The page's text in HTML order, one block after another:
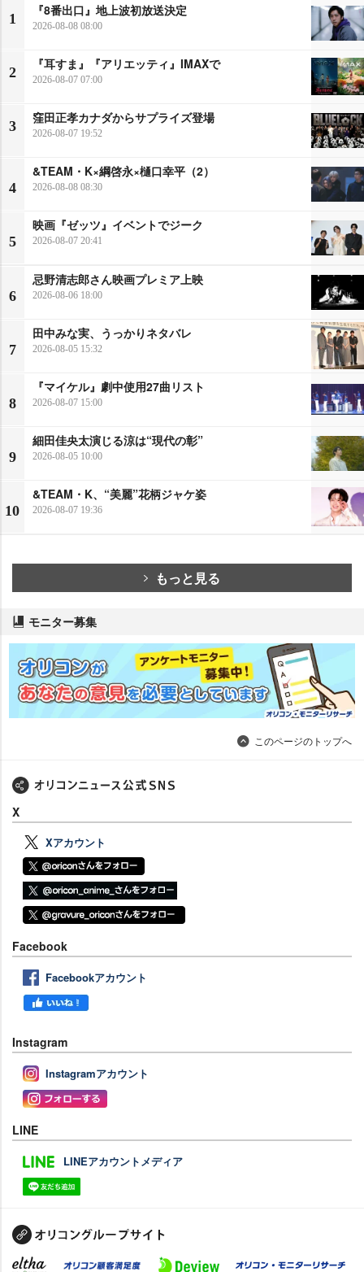
1
『8番出口』地上波初放送決定
2026-08-08 08:00
2
『耳すま』『アリエッティ』IMAXで
2026-08-07 07:00
3
窪田正孝カナダからサプライズ登場
2026-08-07 19:52
4
&TEAM・K×綱啓永×樋口幸平（2）
2026-08-08 08:30
5
映画『ゼッツ』イベントでジーク
2026-08-07 20:41
6
忌野清志郎さん映画プレミア上映
2026-08-06 18:00
7
田中みな実、うっかりネタバレ
2026-08-05 15:32
8
『マイケル』劇中使用27曲リスト
2026-08-07 15:00
9
細田佳央太演じる涼は“現代の彰”
2026-08-05 10:00
10
&TEAM・K、“美麗”花柄ジャケ姿
2026-08-07 19:36
もっと見る
モニター募集
このページのトップへ
X
Xアカウント
Facebook
Facebookアカウント
Instagram
Instagramアカウント
LINE
LINEアカウントメディア